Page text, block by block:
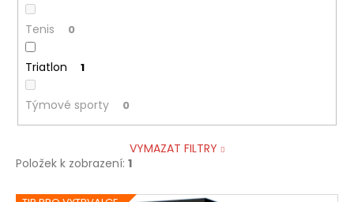
Tenis 0
Triatlon 1
Týmové sporty 0
VYMAZAT FILTRY
Položek k zobrazení: 1